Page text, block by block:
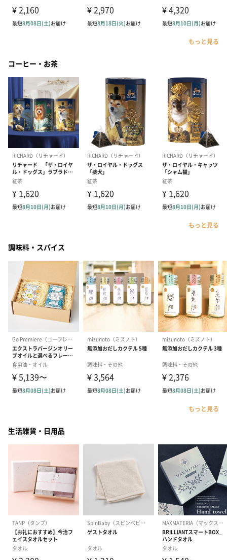
もっと見る
コーヒー・お茶
もっと見る
調味料・スパイス
もっと見る
生活雑貨・日用品